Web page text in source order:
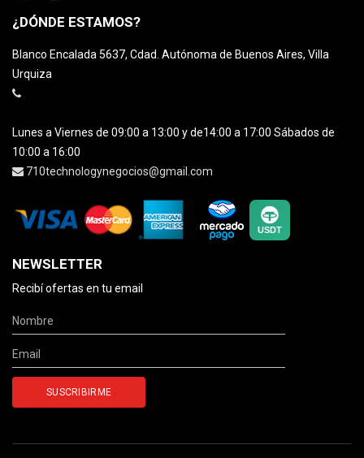
¿DÓNDE ESTAMOS?
Blanco Encalada 5637, Cdad. Autónoma de Buenos Aires, Villa
Urquiza
Lunes a Viernes de 09:00 a 13:00 y de14:00 a 17:00 Sábados de
10:00 a 16:00
710technologynegocios@gmail.com
NEWSLETTER
Recibí ofertas en tu email